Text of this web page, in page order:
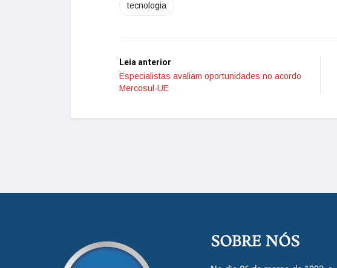
tecnologia
Leia anterior
Especialistas avaliam oportunidades no acordo
Mercosul-UE
SOBRE NÓS